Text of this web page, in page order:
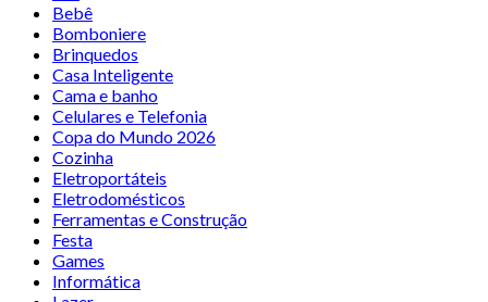
Bebê
Bomboniere
Brinquedos
Casa Inteligente
Cama e banho
Celulares e Telefonia
Copa do Mundo 2026
Cozinha
Eletroportáteis
Eletrodomésticos
Ferramentas e Construção
Festa
Games
Informática